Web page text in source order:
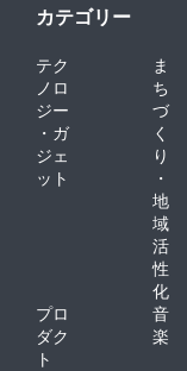
カテゴリー
テク
ノロ
ジー
・ガ
ジェ
ット
ま
ち
づ
く
り
・
地
域
活
性
化
プロ
ダク
ト
音
楽